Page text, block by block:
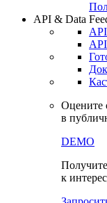
API & Data
Оцените
в
DEMO
к